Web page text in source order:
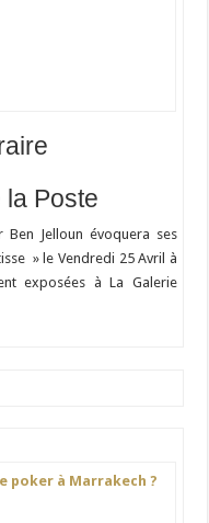
la Poste
Jelloun évoquera ses
» le Vendredi 25 Avril à
exposées à La Galerie